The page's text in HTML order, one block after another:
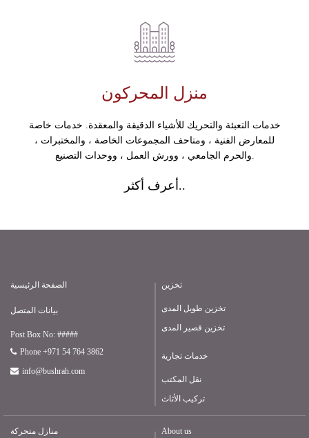
منزل المحركون
خدمات التعبئة والتحريك للأشياء الدقيقة والمعقدة. خدمات خاصة
للمعارض الفنية ، ومتاحف المجموعات الخاصة ، والمختبرات ،
والحرم الجامعي ، وورش العمل ، ووحدات التصنيع.
أعرف أكثر..
الصفحة الرئيسية
بيانات المتصل
Post Box No: #####
Phone +971 54 764 3862
info@bushrah.com
تخزين
تخزين طويل المدى
تخزين قصير المدى
خدمات تجارية
نقل المكتب
تركيب الأثاث
منازل متحركة About us